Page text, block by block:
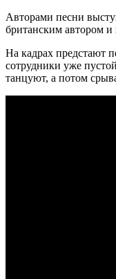
Авторами песни
британским автором
На кадрах предстают
сотрудники уже
танцуют, а потом